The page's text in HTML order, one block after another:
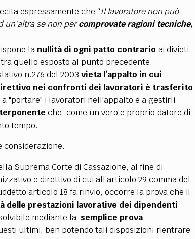
espressamente che “Il lavoratore non può
un’altra se non percomprovate ragioni tecniche,
la nullità di ogni patto contrario ai divieti
quello esposto al punto precedente.
n.276 del 2003 vieta l’appalto in cui
nei confronti dei lavoratori è trasferito
a "portare" i lavoratori nell'appalto e a gestirli
che, come un vero e proprio datore di
tempo.
considerazione.
Suprema Corte di Cassazione, al fine di
e direttivo di cui all’articolo 29 comma del
articolo 18 fa rinvio, occorre la prova che il
delle prestazioni lavorative dei dipendenti
mediante la semplice prova
ultimi, ben potendo tali disposizioni rientrare